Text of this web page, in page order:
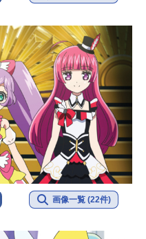
画像一覧 (22件)